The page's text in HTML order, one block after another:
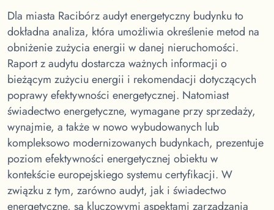
Dla miasta Racibórzaudyt energetyczny budynku to
dokładna analiza, która umożliwia określenie metod na
obniżenie zużycia energii w danej nieruchomości.
Raport z audytu dostarcza ważnych informacji o
bieżącym zużyciu energii i rekomendacji dotyczących
poprawy efektywności energetycznej. Natomiast
świadectwo energetyczne, wymagane przy sprzedaży,
wynajmie, a także w nowo wybudowanych lub
kompleksowo modernizowanych budynkach, prezentuje
poziom efektywności energetycznej obiektu w
kontekście europejskiego systemu certyfikacji. W
związku z tym, zarówno audyt, jak i świadectwo
energetyczne, są kluczowymi aspektami zarządzania